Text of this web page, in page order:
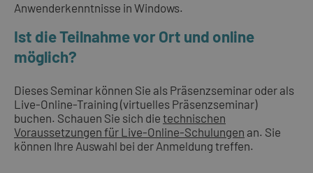
Anwenderkenntnisse in Windows.
Ist die Teilnahme vor Ort und online
möglich?
Dieses Seminar können Sie als Präsenzseminar oder als
Live-Online-Training (virtuelles Präsenzseminar)
buchen. Schauen Sie sich die technischen
Voraussetzungen für Live-Online-Schulungen an. Sie
können Ihre Auswahl bei der Anmeldung treffen.